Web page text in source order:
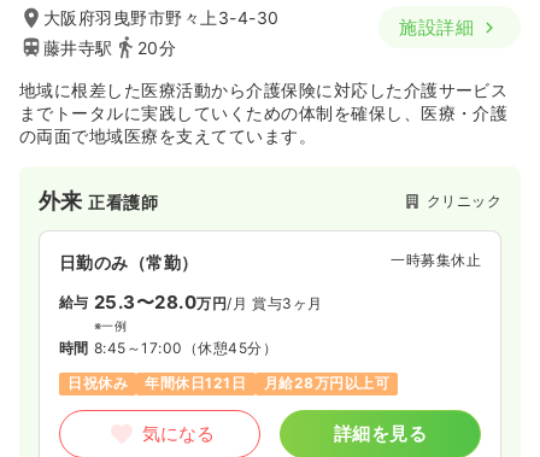
大阪府羽曳野市野々上3-4-30
藤井寺駅
20分
施設詳細
地域に根差した医療活動から介護保険に対応した介護サービス
までトータルに実践していくための体制を確保し、医療・介護
の両面で地域医療を支えてています。
外来正看護師 クリニック
日勤のみ（常勤） 一時募集休止
給与 25.3〜28.0万円/月 賞与3ヶ月
※一例
時間 8:45～17:00 （休憩45分）
日祝休み
年間休日121日 月給28万円以上可
気になる 詳細を見る